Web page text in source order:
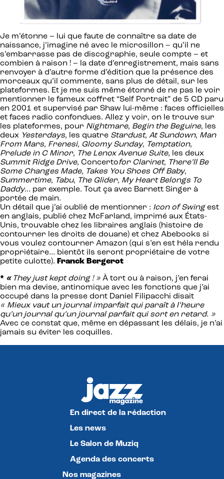
Je m’étonne – lui que faute de connaître sa date de
naissance, j’imagine né avec le microsillon – qu’il ne
s’embarrasse pas de discographie, seule compte – et
combien à raison ! – la date d’enregistrement, mais sans
renvoyer à d’autre forme d’édition que la présence des
morceaux qu’il commente, sans plus de détail, sur les
plateformes. Et je me suis même étonné de ne pas le voir
mentionner le fameux coffret “Self Portrait” de 5 CD paru
en 2001 et supervisé par Shaw lui-même : faces officielles
et faces radio confondues. Allez y voir, on le trouve sur
les plateformes, pour Nightmare, Begin the Beguine, les
deux Yesterdays, les quatre Stardust, At Sundown, Man
From Mars, Frenesi, Gloomy Sunday, Temptation,
Prelude in C Minor, The Lenox Avenue Suite, les deux
Summit Ridge Drive, Concertofor Clarinet, There’ll Be
Some Changes Made, Takes You Shoes Off Baby,
Summertime, Tabu, The Glider, My Heart Belongs To
Daddy… par exemple. Tout ça avec Barnett Singer à
portée de main.
Un détail que j’ai oublié de mentionner : Icon of Swingest
en anglais, publié chez McFarland, imprimé aux États-
Unis, trouvable chez les libraires anglais (histoire de
contourner les droits de douane) et chez Abebooks si
vous voulez contourner Amazon (qui s’en est héla rendu
propriétaire… bientôt ils seront propriétaire de votre
petite culotte). Franck Bergerot
* « They just kept doing ! » À tort ou à raison, j’en ferai
bien ma devise, antinomique avec les fonctions que j’ai
occupé dans la presse dont Daniel Filipacchi disait
« Mieux vaut un journal imparfait qui paraît à l’heure
qu’un journal qu’un journal parfait qui sort en retard. »
Avec ce constat que, même en dépassant les délais, je n’ai
jamais su éviter les coquilles.
En direct de la rédaction
Les news
Le Salon de Muziq
Agenda des concerts
Nos magazines